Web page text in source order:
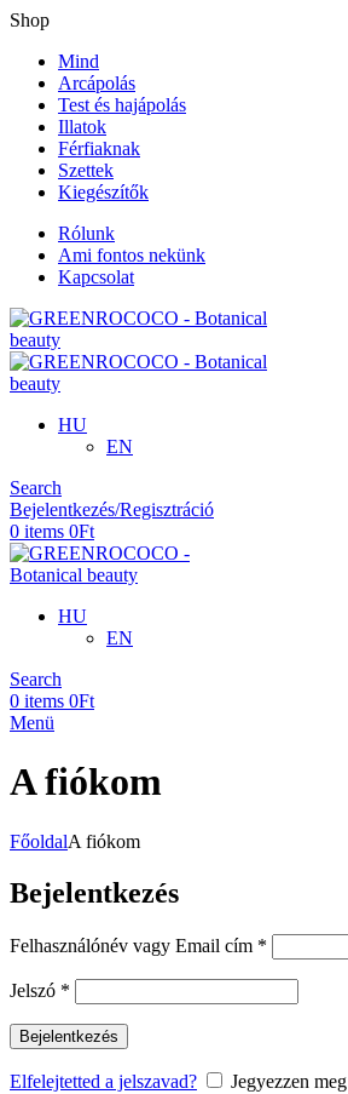
Shop
Mind
Arcápolás
Test és hajápolás
Illatok
Férfiaknak
Szettek
Kiegészítők
Rólunk
Ami fontos nekünk
Kapcsolat
HU
EN
Search
Bejelentkezés/Regisztráció
0 items 0Ft
HU
EN
Search
0 items 0Ft
Menü
A fiókom
FőoldalA fiókom
Bejelentkezés
Felhasználónév vagy Email cím *
Jelszó *
Bejelentkezés
Elfelejtetted a jelszavad? Jegyezzen meg